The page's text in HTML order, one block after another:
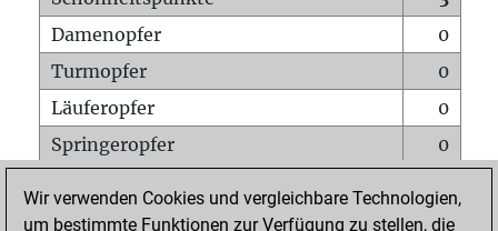
Damenopfer
0
Turmopfer
0
Läuferopfer
0
Springeropfer
0
Matt auf vollem Brett
0
Wir verwenden Cookies und vergleichbare Technologien,
um bestimmte Funktionen zur Verfügung zu stellen, die